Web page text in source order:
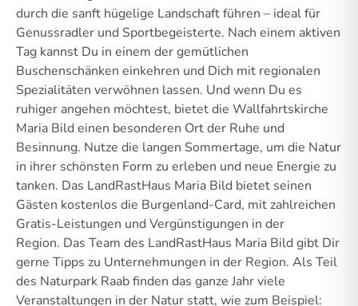
durch die sanft hügelige Landschaft führen – ideal für
Genussradler und Sportbegeisterte. Nach einem aktiven
Tag kannst Du in einem der gemütlichen
Buschenschänken einkehren und Dich mit regionalen
Spezialitäten verwöhnen lassen. Und wenn Du es
ruhiger angehen möchtest, bietet die Wallfahrtskirche
Maria Bild einen besonderen Ort der Ruhe und
Besinnung. Nutze die langen Sommertage, um die Natur
in ihrer schönsten Form zu erleben und neue Energie zu
tanken. Das LandRastHaus Maria Bild bietet seinen
Gästen kostenlos die Burgenland-Card, mit zahlreichen
Gratis-Leistungen und Vergünstigungen in der
Region. Das Team des LandRastHaus Maria Bild gibt Dir
gerne Tipps zu Unternehmungen in der Region. Als Teil
des Naturpark Raab finden das ganze Jahr viele
Veranstaltungen in der Natur statt, wie zum Beispiel: